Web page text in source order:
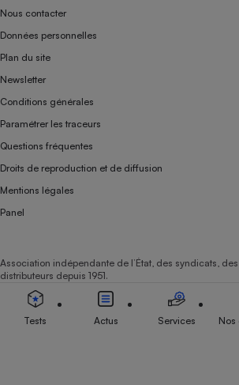
Nous contacter
Données personnelles
Plan du site
Newsletter
Conditions générales
Paramétrer les traceurs
Questions fréquentes
Droits de reproduction et de diffusion
Mentions légales
Panel
Association indépendante de l’État, des syndicats,
distributeurs depuis 1951.
Tests Actus Services Nos